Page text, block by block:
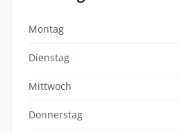
Montag
Dienstag
Mittwoch
Donnerstag